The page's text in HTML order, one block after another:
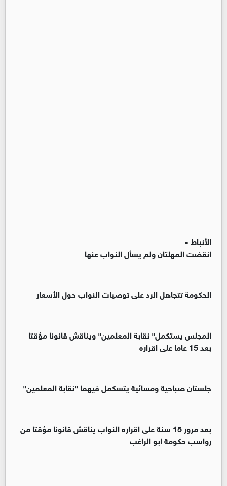
الأنباط -
انقضت المهلتان ولم يسأل النواب عنها
الحكومة تتجاهل الرد على توصيات النواب حول الأسعار
المجلس يستكمل" نقابة المعلمين" ويناقش قانونا مؤقتا
بعد 15 عاما على اقراره
جلستان صباحية ومسائية يتسكمل فيهما "نقابة المعلمين"
بعد مرور 15 سنة على اقراره النواب يناقش قانونا مؤقتا من
رواسب حكومة ابو الراغب